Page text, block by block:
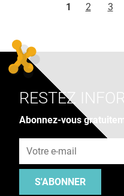
1
2 3
RESTEZ
Abonnez-vous
S'ABONNER